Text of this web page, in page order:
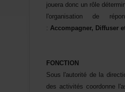
: Accompagner,
FONCTION